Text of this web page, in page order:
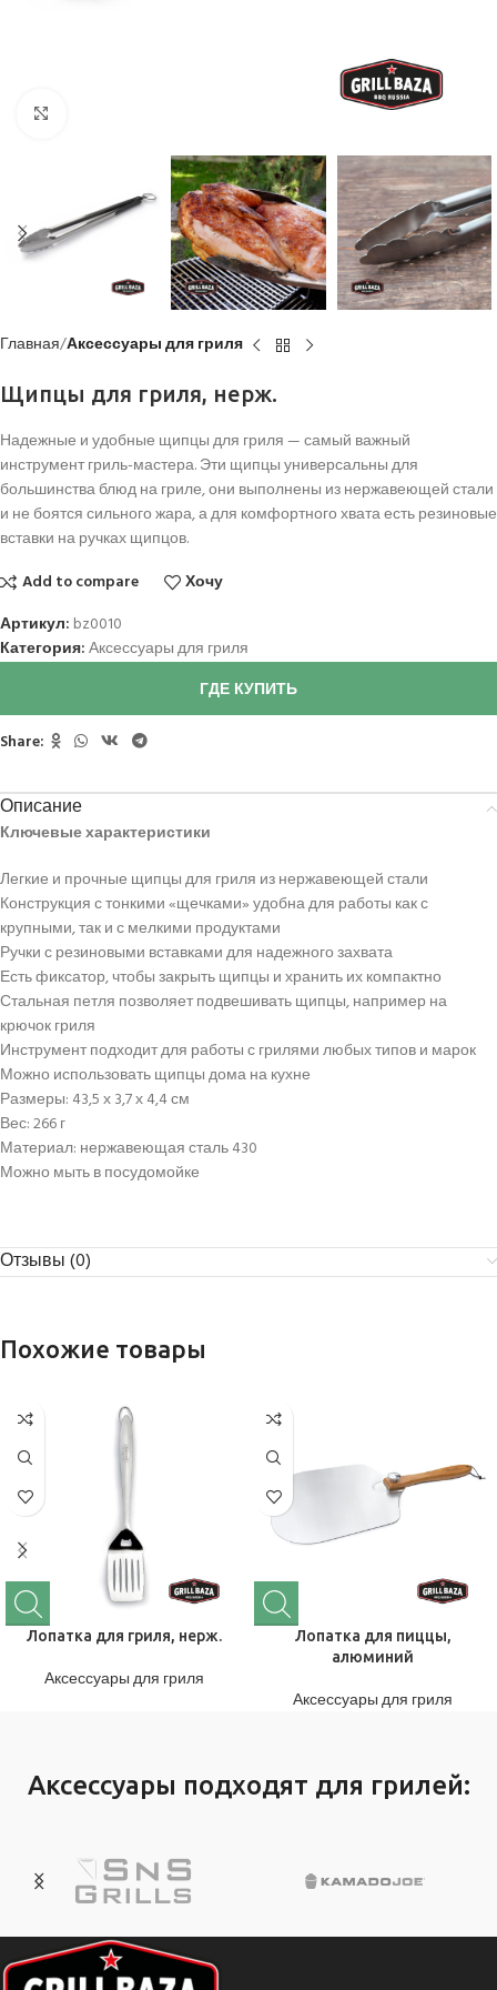
Главная Аксессуары для гриля
Щипцы для гриля, нерж.
Надежные и удобные щипцы для гриля — самый важный
инструмент гриль-мастера. Эти щипцы универсальны для
большинства блюд на гриле, они выполнены из нержавеющей стали
и не боятся сильного жара, а для комфортного хвата есть резиновые
вставки на ручках щипцов.
Add to compare
Хочу
Артикул: bz0010
Категория:Аксессуары для гриля
ГДЕ КУПИТЬ
Share:
Описание
Ключевые характеристики
Легкие и прочные щипцы для гриля из нержавеющей стали
Конструкция с тонкими «щечками» удобна для работы как с
крупными, так и с мелкими продуктами
Ручки с резиновыми вставками для надежного захвата
Есть фиксатор, чтобы закрыть щипцы и хранить их компактно
Стальная петля позволяет подвешивать щипцы, например на
крючок гриля
Инструмент подходит для работы с грилями любых типов и марок
Можно использовать щипцы дома на кухне
Размеры: 43,5 х 3,7 х 4,4 см
Вес: 266 г
Материал: нержавеющая сталь 430
Можно мыть в посудомойке
Отзывы (0)
Похожие товары
Лопатка для гриля, нерж.
Аксессуары для гриля
Лопатка для пиццы,
алюминий
Аксессуары для гриля
Аксессуары подходят для грилей: